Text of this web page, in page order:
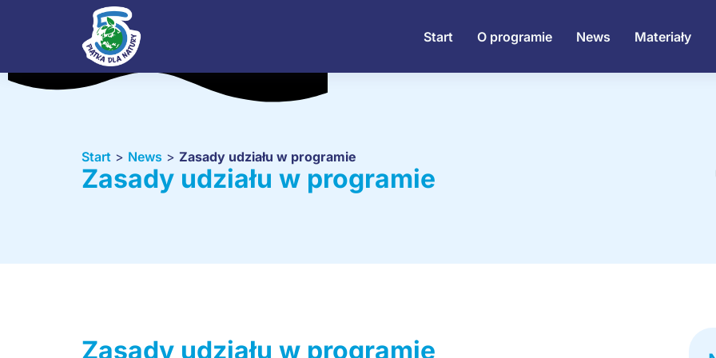
Start O programie News Materiały
Start > News > Zasady udziału w programie
Zasady udziału w programie
Zasady udziału w programie